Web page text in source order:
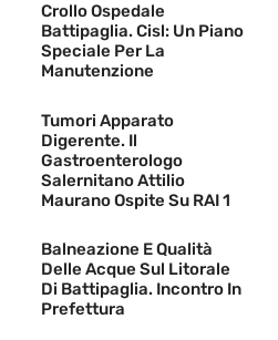
Crollo Ospedale
Battipaglia. Cisl: Un Piano
Speciale Per La
Manutenzione
Tumori Apparato
Digerente. Il
Gastroenterologo
Salernitano Attilio
Maurano Ospite Su RAI 1
Balneazione E Qualità
Delle Acque Sul Litorale
Di Battipaglia. Incontro In
Prefettura